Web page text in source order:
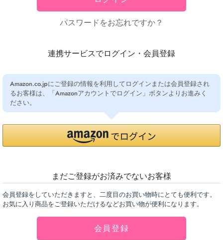
パスワードをお忘れですか？
連携サービスでログイン・会員登録
Amazon.co.jpにご登録の情報を利用してログインまたは会員登録され
るお客様は、「Amazonアカウントでログイン」ボタンよりお進みく
ださい。
まだご登録がお済みでないお客様
会員登録をしていただきますと、二度目のお買い物時にとても便利です。
お気に入り商品をご登録いただけるなどお買い物が便利になります。
会員登録